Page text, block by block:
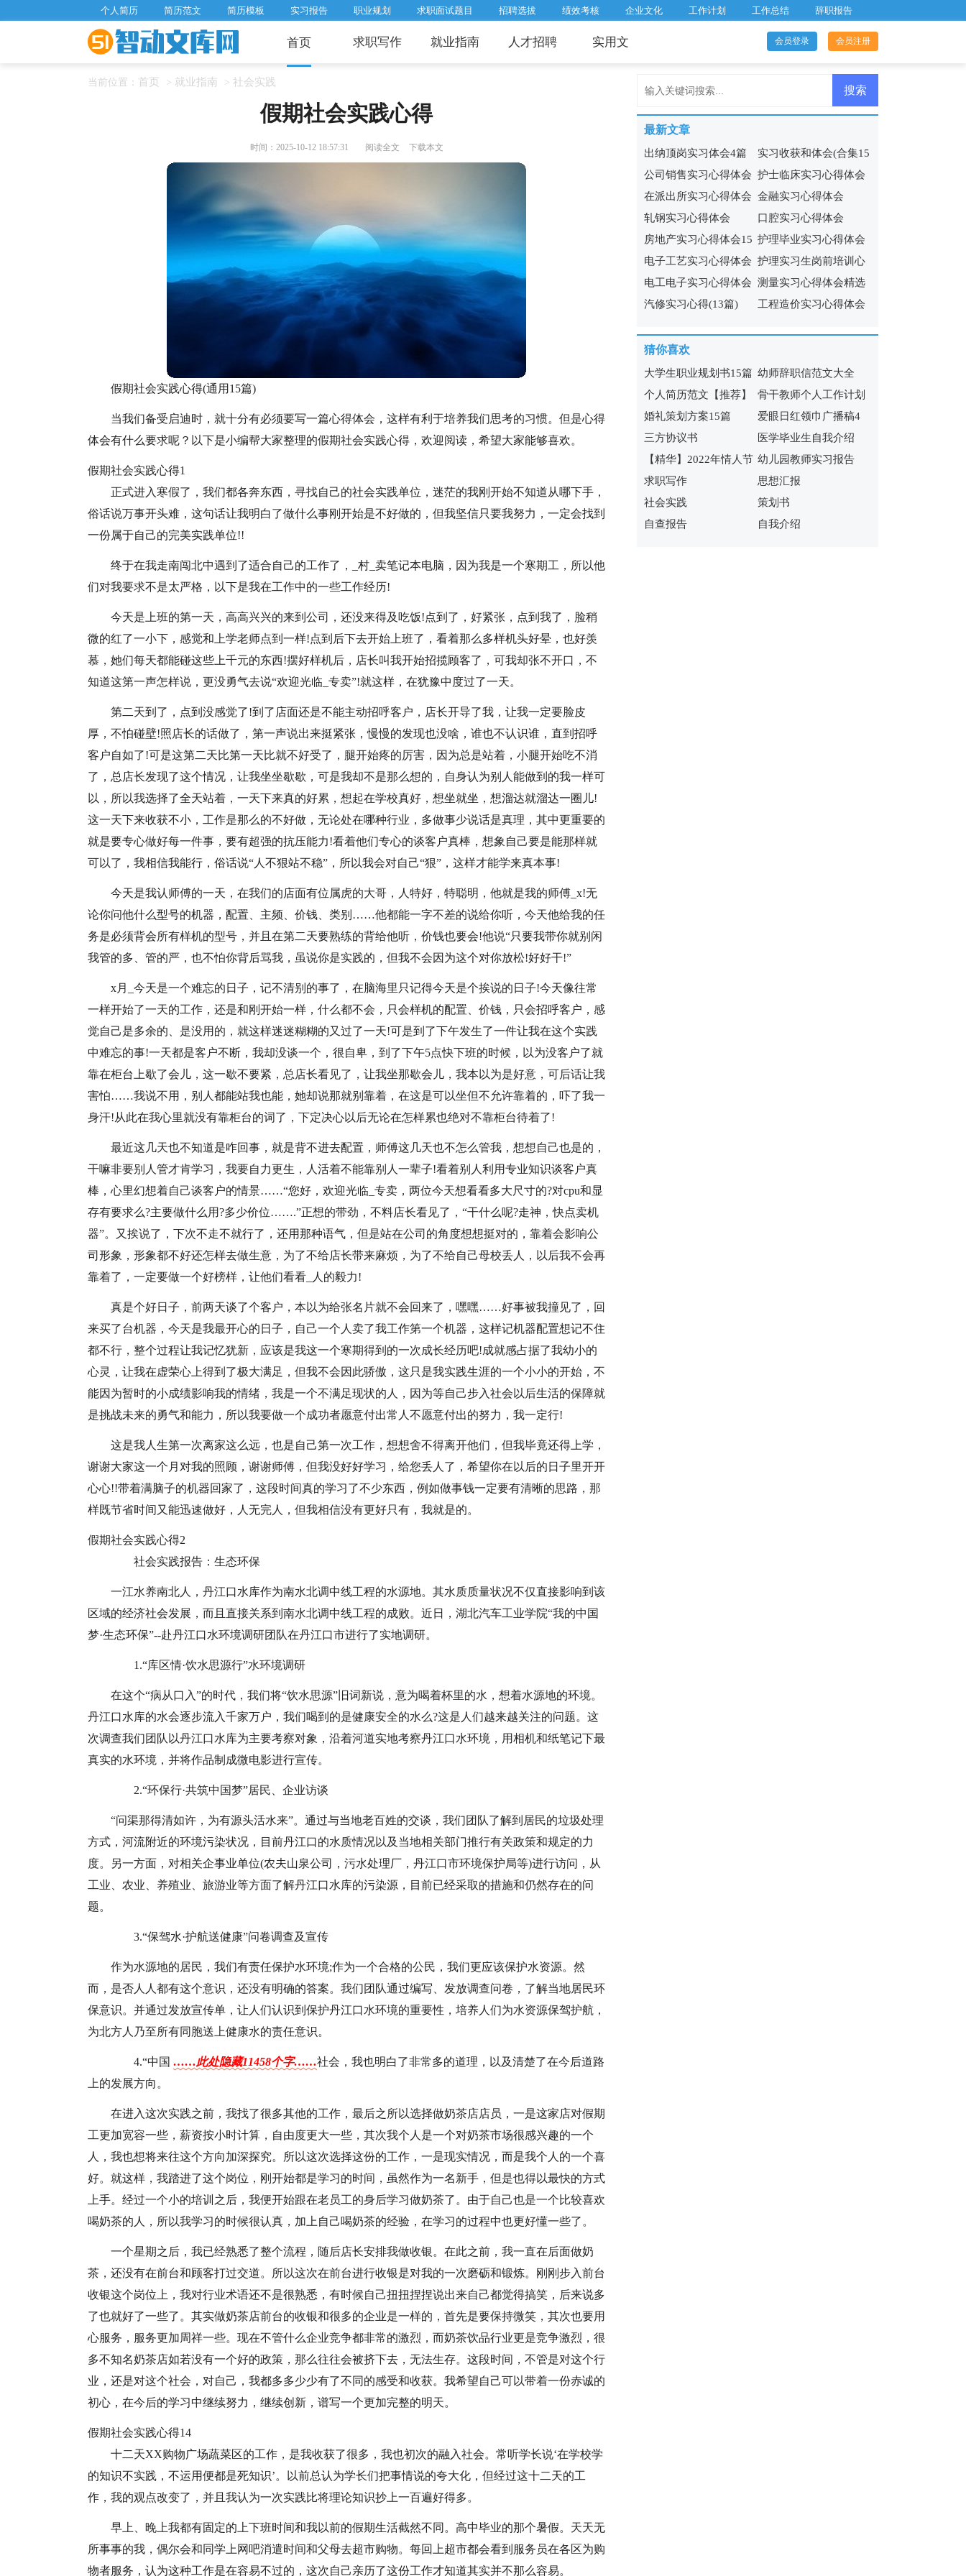
个人简历 简历范文 简历模板 实习报告 职业规划 求职面试题目 招聘选拔 绩效考核 企业文化 工作计划 工作总结 辞职报告
首页 求职写作 就业指南 人才招聘 实用文 会员登录 会员注册
当前位置： 首页 > 就业指南 > 社会实践
假期社会实践心得
时间：2025-10-12 18:57:31 阅读全文 下载本文
假期社会实践心得(通用15篇)
当我们备受启迪时，就十分有必须要写一篇心得体会，这样有利于培养我们思考的习惯。但是心得
体会有什么要求呢？以下是小编帮大家整理的假期社会实践心得，欢迎阅读，希望大家能够喜欢。
假期社会实践心得1
正式进入寒假了，我们都各奔东西，寻找自己的社会实践单位，迷茫的我刚开始不知道从哪下手，
俗话说万事开头难，这句话让我明白了做什么事刚开始是不好做的，但我坚信只要我努力，一定会找到
一份属于自己的完美实践单位!!
终于在我走南闯北中遇到了适合自己的工作了，_村_卖笔记本电脑，因为我是一个寒期工，所以他
们对我要求不是太严格，以下是我在工作中的一些工作经历!
今天是上班的第一天，高高兴兴的来到公司，还没来得及吃饭!点到了，好紧张，点到我了，脸稍
微的红了一小下，感觉和上学老师点到一样!点到后下去开始上班了，看着那么多样机头好晕，也好羡
慕，她们每天都能碰这些上千元的东西!摆好样机后，店长叫我开始招揽顾客了，可我却张不开口，不
知道这第一声怎样说，更没勇气去说“欢迎光临_专卖”!就这样，在犹豫中度过了一天。
第二天到了，点到没感觉了!到了店面还是不能主动招呼客户，店长开导了我，让我一定要脸皮
厚，不怕碰壁!照店长的话做了，第一声说出来挺紧张，慢慢的发现也没啥，谁也不认识谁，直到招呼
客户自如了!可是这第二天比第一天比就不好受了，腿开始疼的厉害，因为总是站着，小腿开始吃不消
了，总店长发现了这个情况，让我坐坐歇歇，可是我却不是那么想的，自身认为别人能做到的我一样可
以，所以我选择了全天站着，一天下来真的好累，想起在学校真好，想坐就坐，想溜达就溜达一圈儿!
这一天下来收获不小，工作是那么的不好做，无论处在哪种行业，多做事少说话是真理，其中更重要的
就是要专心做好每一件事，要有超强的抗压能力!看着他们专心的谈客户真棒，想象自己要是能那样就
可以了，我相信我能行，俗话说“人不狠站不稳”，所以我会对自己“狠”，这样才能学来真本事!
今天是我认师傅的一天，在我们的店面有位属虎的大哥，人特好，特聪明，他就是我的师傅_x!无
论你问他什么型号的机器，配置、主频、价钱、类别……他都能一字不差的说给你听，今天他给我的任
务是必须背会所有样机的型号，并且在第二天要熟练的背给他听，价钱也要会!他说“只要我带你就别闲
我管的多、管的严，也不怕你背后骂我，虽说你是实践的，但我不会因为这个对你放松!好好干!”
x月_今天是一个难忘的日子，记不清别的事了，在脑海里只记得今天是个挨说的日子!今天像往常
一样开始了一天的工作，还是和刚开始一样，什么都不会，只会样机的配置、价钱，只会招呼客户，感
觉自己是多余的、是没用的，就这样迷迷糊糊的又过了一天!可是到了下午发生了一件让我在这个实践
中难忘的事!一天都是客户不断，我却没谈一个，很自卑，到了下午5点快下班的时候，以为没客户了就
靠在柜台上歇了会儿，这一歇不要紧，总店长看见了，让我坐那歇会儿，我本以为是好意，可后话让我
害怕……我说不用，别人都能站我也能，她却说那就别靠着，在这是可以坐但不允许靠着的，吓了我一
身汗!从此在我心里就没有靠柜台的词了，下定决心以后无论在怎样累也绝对不靠柜台待着了!
最近这几天也不知道是咋回事，就是背不进去配置，师傅这几天也不怎么管我，想想自己也是的，
干嘛非要别人管才肯学习，我要自力更生，人活着不能靠别人一辈子!看着别人利用专业知识谈客户真
棒，心里幻想着自己谈客户的情景……“您好，欢迎光临_专卖，两位今天想看看多大尺寸的?对cpu和显
存有要求么?主要做什么用?多少价位…….”正想的带劲，不料店长看见了，“干什么呢?走神，快点卖机
器”。又挨说了，下次不走不就行了，还用那种语气，但是站在公司的角度想想挺对的，靠着会影响公
司形象，形象都不好还怎样去做生意，为了不给店长带来麻烦，为了不给自己母校丢人，以后我不会再
靠着了，一定要做一个好榜样，让他们看看_人的毅力!
真是个好日子，前两天谈了个客户，本以为给张名片就不会回来了，嘿嘿……好事被我撞见了，回
来买了台机器，今天是我最开心的日子，自己一个人卖了我工作第一个机器，这样记机器配置想记不住
都不行，整个过程让我记忆犹新，应该是我这一个寒期得到的一次成长经历吧!成就感占据了我幼小的
心灵，让我在虚荣心上得到了极大满足，但我不会因此骄傲，这只是我实践生涯的一个小小的开始，不
能因为暂时的小成绩影响我的情绪，我是一个不满足现状的人，因为等自己步入社会以后生活的保障就
是挑战未来的勇气和能力，所以我要做一个成功者愿意付出常人不愿意付出的努力，我一定行!
这是我人生第一次离家这么远，也是自己第一次工作，想想舍不得离开他们，但我毕竟还得上学，
谢谢大家这一个月对我的照顾，谢谢师傅，但我没好好学习，给您丢人了，希望你在以后的日子里开开
心心!!带着满脑子的机器回家了，这段时间真的学习了不少东西，例如做事钱一定要有清晰的思路，那
样既节省时间又能迅速做好，人无完人，但我相信没有更好只有，我就是的。
假期社会实践心得2
社会实践报告：生态环保
一江水养南北人，丹江口水库作为南水北调中线工程的水源地。其水质质量状况不仅直接影响到该
区域的经济社会发展，而且直接关系到南水北调中线工程的成败。近日，湖北汽车工业学院“我的中国
梦·生态环保”--赴丹江口水环境调研团队在丹江口市进行了实地调研。
1.“库区情·饮水思源行”水环境调研
在这个“病从口入”的时代，我们将“饮水思源”旧词新说，意为喝着杯里的水，想着水源地的环境。
丹江口水库的水会逐步流入千家万户，我们喝到的是健康安全的水么?这是人们越来越关注的问题。这
次调查我们团队以丹江口水库为主要考察对象，沿着河道实地考察丹江口水环境，用相机和纸笔记下最
真实的水环境，并将作品制成微电影进行宣传。
2.“环保行·共筑中国梦”居民、企业访谈
“问渠那得清如许，为有源头活水来”。通过与当地老百姓的交谈，我们团队了解到居民的垃圾处理
方式，河流附近的环境污染状况，目前丹江口的水质情况以及当地相关部门推行有关政策和规定的力
度。另一方面，对相关企事业单位(农夫山泉公司，污水处理厂，丹江口市环境保护局等)进行访问，从
工业、农业、养殖业、旅游业等方面了解丹江口水库的污染源，目前已经采取的措施和仍然存在的问
题。
3.“保驾水·护航送健康”问卷调查及宣传
作为水源地的居民，我们有责任保护水环境;作为一个合格的公民，我们更应该保护水资源。然
而，是否人人都有这个意识，还没有明确的答案。我们团队通过编写、发放调查问卷，了解当地居民环
保意识。并通过发放宣传单，让人们认识到保护丹江口水环境的重要性，培养人们为水资源保驾护航，
为北方人乃至所有同胞送上健康水的责任意识。
4.“中国 ……此处隐藏11458个字……社会，我也明白了非常多的道理，以及清楚了在今后道路
上的发展方向。
在进入这次实践之前，我找了很多其他的工作，最后之所以选择做奶茶店店员，一是这家店对假期
工更加宽容一些，薪资按小时计算，自由度更大一些，其次我个人是一个对奶茶市场很感兴趣的一个
人，我也想将来往这个方向加深探究。所以这次选择这份的工作，一是现实情况，而是我个人的一个喜
好。就这样，我踏进了这个岗位，刚开始都是学习的时间，虽然作为一名新手，但是也得以最快的方式
上手。经过一个小的培训之后，我便开始跟在老员工的身后学习做奶茶了。由于自己也是一个比较喜欢
喝奶茶的人，所以我学习的时候很认真，加上自己喝奶茶的经验，在学习的过程中也更好懂一些了。
一个星期之后，我已经熟悉了整个流程，随后店长安排我做收银。在此之前，我一直在后面做奶
茶，还没有在前台和顾客打过交道。所以这次在前台进行收银是对我的一次磨砺和锻炼。刚刚步入前台
收银这个岗位上，我对行业术语还不是很熟悉，有时候自己扭扭捏捏说出来自己都觉得搞笑，后来说多
了也就好了一些了。其实做奶茶店前台的收银和很多的企业是一样的，首先是要保持微笑，其次也要用
心服务，服务更加周祥一些。现在不管什么企业竞争都非常的激烈，而奶茶饮品行业更是竞争激烈，很
多不知名奶茶店如若没有一个好的政策，那么往往会被挤下去，无法生存。这段时间，不管是对这个行
业，还是对这个社会，对自己，我都多多少少有了不同的感受和收获。我希望自己可以带着一份赤诚的
初心，在今后的学习中继续努力，继续创新，谱写一个更加完整的明天。
假期社会实践心得14
十二天XX购物广场蔬菜区的工作，是我收获了很多，我也初次的融入社会。常听学长说‘在学校学
的知识不实践，不运用便都是死知识’。以前总认为学长们把事情说的夸大化，但经过这十二天的工
作，我的观点改变了，并且我认为一次实践比将理论知识抄上一百遍好得多。
早上、晚上我都有固定的上下班时间和我以前的假期生活截然不同。高中毕业的那个暑假。天天无
所事事的我，偶尔会和同学上网吧消遣时间和父母去超市购物。每回上超市都会看到服务员在各区为购
物者服务，认为这种工作是在容易不过的，这次自己亲历了这份工作才知道其实并不那么容易。
最新文章
出纳顶岗实习体会4篇
实习收获和体会(合集15
篇)
公司销售实习心得体会
15篇
护士临床实习心得体会
9篇
在派出所实习心得体会 金融实习心得体会
轧钢实习心得体会
口腔实习心得体会
房地产实习心得体会15
篇
护理毕业实习心得体会
15篇
电子工艺实习心得体会
(集合11篇)
护理实习生岗前培训心
得体会5篇
电工电子实习心得体会
13篇
测量实习心得体会精选
15篇
汽修实习心得(13篇)
工程造价实习心得体会
猜你喜欢
大学生职业规划书15篇 幼师辞职信范文大全
个人简历范文【推荐】
骨干教师个人工作计划
婚礼策划方案15篇
爱眼日红领巾广播稿4
篇
三方协议书
医学毕业生自我介绍
【精华】2022年情人节
祝福短语集锦60句
幼儿园教师实习报告
求职写作
思想汇报
社会实践
策划书
自查报告
自我介绍